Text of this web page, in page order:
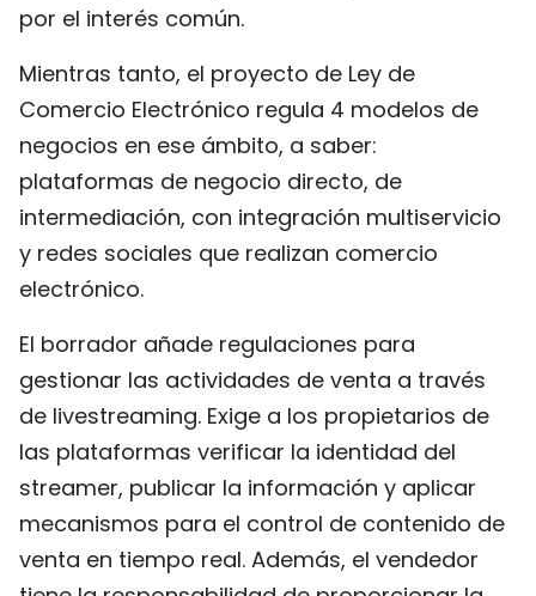
por el interés común.
Mientras tanto, el proyecto de Ley de
Comercio Electrónico regula 4 modelos de
negocios en ese ámbito, a saber:
plataformas de negocio directo, de
intermediación, con integración multiservicio
y redes sociales que realizan comercio
electrónico.
El borrador añade regulaciones para
gestionar las actividades de venta a través
de livestreaming. Exige a los propietarios de
las plataformas verificar la identidad del
streamer, publicar la información y aplicar
mecanismos para el control de contenido de
venta en tiempo real. Además, el vendedor